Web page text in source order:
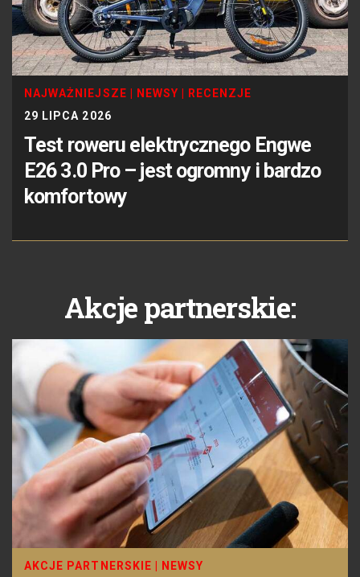
NAJWAŻNIEJSZE NEWSY
RECENZJE
29 LIPCA 2026
Test roweru elektrycznego Engwe
E26 3.0 Pro – jest ogromny i bardzo
komfortowy
Akcje partnerskie:
AKCJE PARTNERSKIE
NEWSY